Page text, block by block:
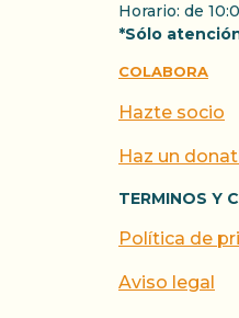
Horario: de
*Sólo
COLABORA
Hazte socio
Haz un
TERMINOS Y
Política de
Aviso legal